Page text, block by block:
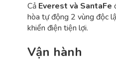
Cả Everest và SantaFe
hòa tự động 2 vùng độc
khiển điện tiện lợi.
Vận hành